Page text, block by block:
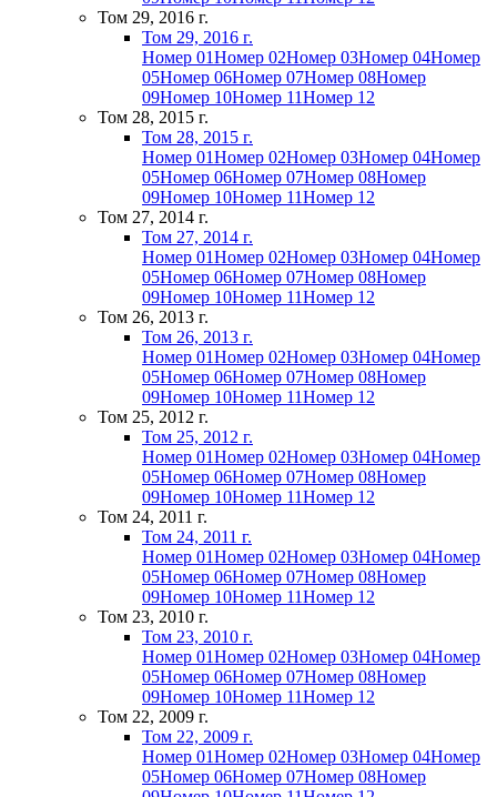
Том 29, 2016 г.
Том 29, 2016 г.
Номер 01Номер 02Номер 03Номер 04Номер
05Номер 06Номер 07Номер 08Номер
09Номер 10Номер 11Номер 12
Том 28, 2015 г.
Том 28, 2015 г.
Номер 01Номер 02Номер 03Номер 04Номер
05Номер 06Номер 07Номер 08Номер
09Номер 10Номер 11Номер 12
Том 27, 2014 г.
Том 27, 2014 г.
Номер 01Номер 02Номер 03Номер 04Номер
05Номер 06Номер 07Номер 08Номер
09Номер 10Номер 11Номер 12
Том 26, 2013 г.
Том 26, 2013 г.
Номер 01Номер 02Номер 03Номер 04Номер
05Номер 06Номер 07Номер 08Номер
09Номер 10Номер 11Номер 12
Том 25, 2012 г.
Том 25, 2012 г.
Номер 01Номер 02Номер 03Номер 04Номер
05Номер 06Номер 07Номер 08Номер
09Номер 10Номер 11Номер 12
Том 24, 2011 г.
Том 24, 2011 г.
Номер 01Номер 02Номер 03Номер 04Номер
05Номер 06Номер 07Номер 08Номер
09Номер 10Номер 11Номер 12
Том 23, 2010 г.
Том 23, 2010 г.
Номер 01Номер 02Номер 03Номер 04Номер
05Номер 06Номер 07Номер 08Номер
09Номер 10Номер 11Номер 12
Том 22, 2009 г.
Том 22, 2009 г.
Номер 01Номер 02Номер 03Номер 04Номер
05Номер 06Номер 07Номер 08Номер